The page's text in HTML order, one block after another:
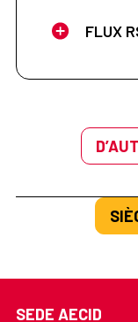
FLUX
SEDE AECID